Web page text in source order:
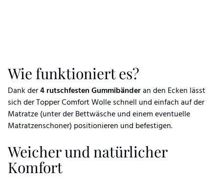
Wie funktioniert es?
Dank der4 rutschfesten Gummibänderan den Ecken lässt
sich der Topper Comfort Wolle schnell und einfach auf der
Matratze (unter der Bettwäsche und einem eventuelle
Matratzenschoner) positionieren und befestigen.
Weicher und natürlicher
Komfort